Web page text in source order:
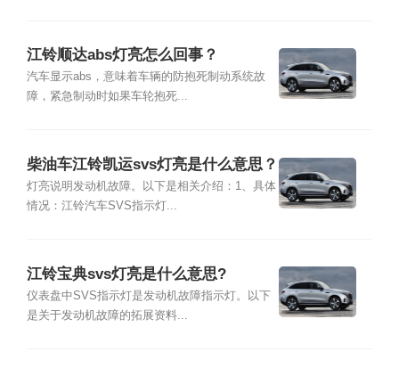
江铃顺达abs灯亮怎么回事？
汽车显示abs，意味着车辆的防抱死制动系统故
障，紧急制动时如果车轮抱死...
柴油车江铃凯运svs灯亮是什么意思？
灯亮说明发动机故障。以下是相关介绍：1、具体
情况：江铃汽车SVS指示灯...
江铃宝典svs灯亮是什么意思?
仪表盘中SVS指示灯是发动机故障指示灯。以下
是关于发动机故障的拓展资料...